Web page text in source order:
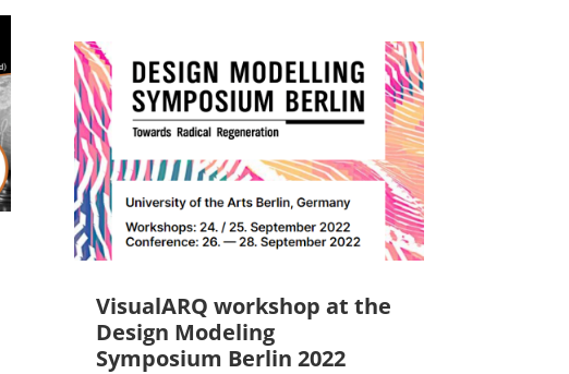
VisualARQ workshop at the
Design Modeling
Symposium Berlin 2022